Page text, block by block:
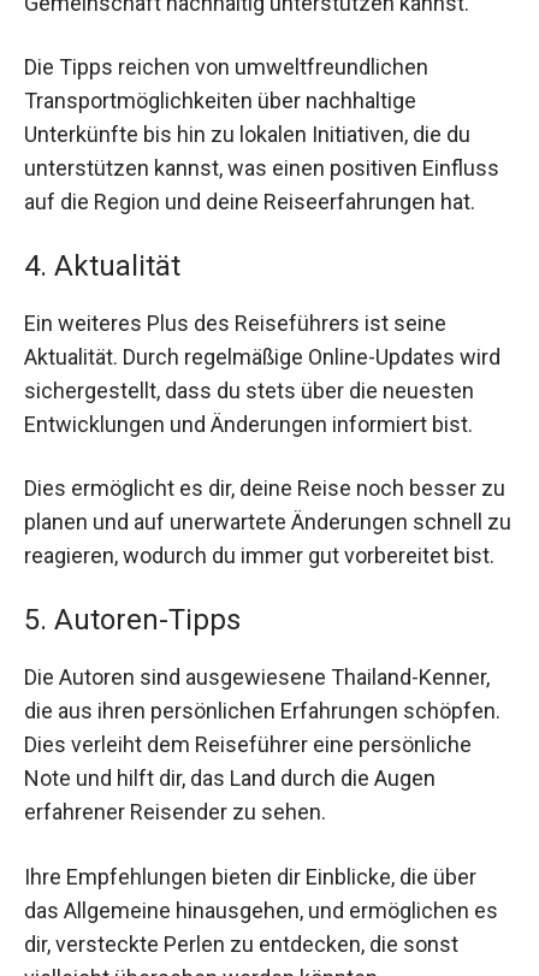
Die Tipps reichen von umweltfreundlichen
Transportmöglichkeiten über nachhaltige
Unterkünfte bis hin zu lokalen Initiativen, die du
unterstützen kannst, was einen positiven Einfluss
auf die Region und deine Reiseerfahrungen hat.
4. Aktualität
Ein weiteres Plus des Reiseführers ist seine
Aktualität. Durch regelmäßige Online-Updates wird
sichergestellt, dass du stets über die neuesten
Entwicklungen und Änderungen informiert bist.
Dies ermöglicht es dir, deine Reise noch besser zu
planen und auf unerwartete Änderungen schnell zu
reagieren, wodurch du immer gut vorbereitet bist.
5. Autoren-Tipps
Die Autoren sind ausgewiesene Thailand-Kenner,
die aus ihren persönlichen Erfahrungen schöpfen.
Dies verleiht dem Reiseführer eine persönliche
Note und hilft dir, das Land durch die Augen
erfahrener Reisender zu sehen.
Ihre Empfehlungen bieten dir Einblicke, die über
das Allgemeine hinausgehen, und ermöglichen es
dir, versteckte Perlen zu entdecken, die sonst